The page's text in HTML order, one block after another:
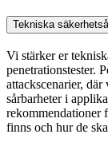
Tekniska
Vi stärker er
penetrationstester.
attackscenarier,
sårbarheter i
rekommendationer
finns och hur de